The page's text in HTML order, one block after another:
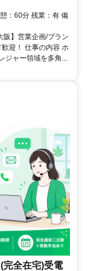
：60分 残業：有 備
阪】営業企画/ブラン
迎！ 仕事の内容 ホ
ジャー領域を多角...
完全在宅)受電